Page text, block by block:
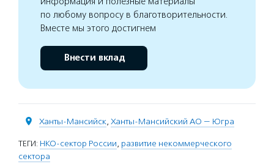
по любому вопросу в благотворительности.
Вместе мы этого достигнем
Внести вклад
Ханты-Мансийск, Ханты-Мансийский АО — Югра
ТЕГИ: НКО-сектор России, развитие некоммерческого
сектора